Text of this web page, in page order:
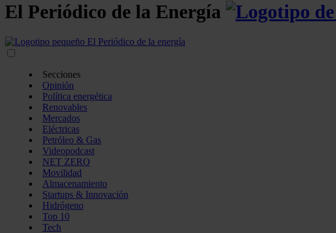
El Periódico de la Energía
Secciones
Opinión
Política energética
Renovables
Mercados
Eléctricas
Petróleo & Gas
Videopodcast
NET ZERO
Movilidad
Almacenamiento
Startups & Innovación
Hidrógeno
Top 10
Tech